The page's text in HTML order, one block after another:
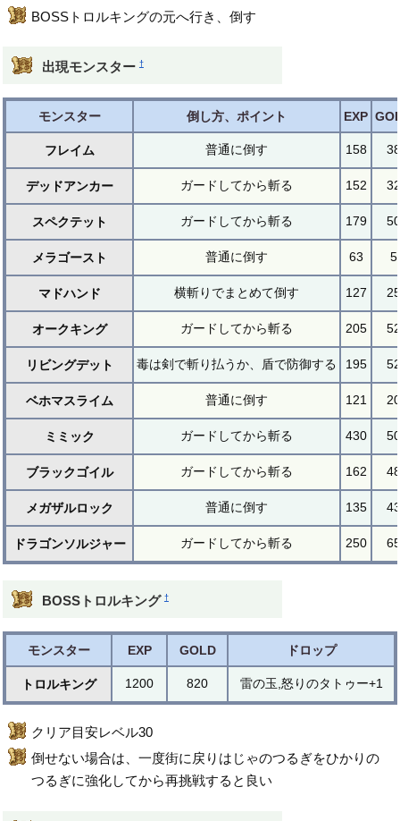
BOSSトロルキングの元へ行き、倒す
出現モンスター †
モンスター 倒し方、ポイント EXP
フレイム 普通に倒す 158 38
デッドアンカー ガードしてから斬る 152 32
スペクテット ガードしてから斬る 179 50
メラゴースト 普通に倒す 63 5
マドハンド 横斬りでまとめて倒す 127 25
オークキング ガードしてから斬る 205 52
リビングデット 毒は剣で斬り払うか、盾で防御する 195 52
ベホマスライム 普通に倒す 121 20
ミミック ガードしてから斬る 430 50
ブラックゴイル ガードしてから斬る 162 48
メガザルロック 普通に倒す 135 43
ドラゴンソルジャー ガードしてから斬る 250 65
BOSSトロルキング †
モンスター EXP GOLD ドロップ
トロルキング 1200 820 雷の玉,怒りのタトゥー+1
クリア目安レベル30
倒せない場合は、一度街に戻りはじゃのつるぎをひかりの
つるぎに強化してから再挑戦すると良い